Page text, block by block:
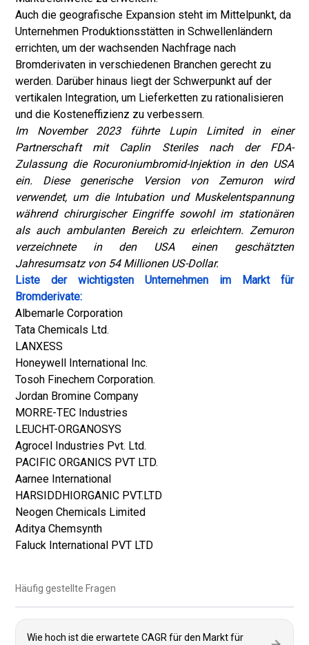
Auch die geografische Expansion steht im Mittelpunkt, da
Unternehmen Produktionsstätten in Schwellenländern
errichten, um der wachsenden Nachfrage nach
Bromderivaten in verschiedenen Branchen gerecht zu
werden. Darüber hinaus liegt der Schwerpunkt auf der
vertikalen Integration, um Lieferketten zu rationalisieren
und die Kosteneffizienz zu verbessern.
Im November 2023 führte Lupin Limited in einer
Partnerschaft mit Caplin Steriles nach der FDA-
Zulassung die Rocuroniumbromid-Injektion in den USA
ein. Diese generische Version von Zemuron wird
verwendet, um die Intubation und Muskelentspannung
während chirurgischer Eingriffe sowohl im stationären
als auch ambulanten Bereich zu erleichtern. Zemuron
verzeichnete in den USA einen geschätzten
Jahresumsatz von 54 Millionen US-Dollar.
Liste der wichtigsten Unternehmen im Markt für
Bromderivate:
Albemarle Corporation
Tata Chemicals Ltd.
LANXESS
Honeywell International Inc.
Tosoh Finechem Corporation.
Jordan Bromine Company
MORRE-TEC Industries
LEUCHT-ORGANOSYS
Agrocel Industries Pvt. Ltd.
PACIFIC ORGANICS PVT LTD.
Aarnee International
HARSIDDHIORGANIC PVT.LTD
Neogen Chemicals Limited
Aditya Chemsynth
Faluck International PVT LTD
Häufig gestellte Fragen
Wie hoch ist die erwartete CAGR für den Markt für